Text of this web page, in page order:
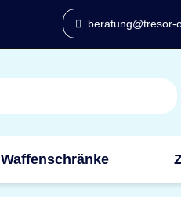
beratung@tresor-
Waffenschränke